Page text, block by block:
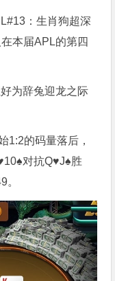
：生肖狗超深
本届APL的第四
为辞兔迎龙之际
1:2的码量落后，
对抗Q♥J♠胜
。